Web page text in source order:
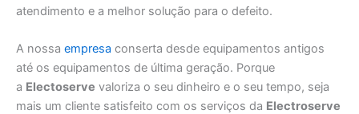
atendimento e a melhor solução para o defeito.
A nossa empresa conserta desde equipamentos antigos
até os equipamentos de última geração. Porque
a Electoserve valoriza o seu dinheiro e o seu tempo, seja
mais um cliente satisfeito com os serviços da Electroserve